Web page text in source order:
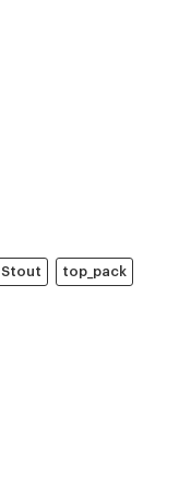
Stout top_pack